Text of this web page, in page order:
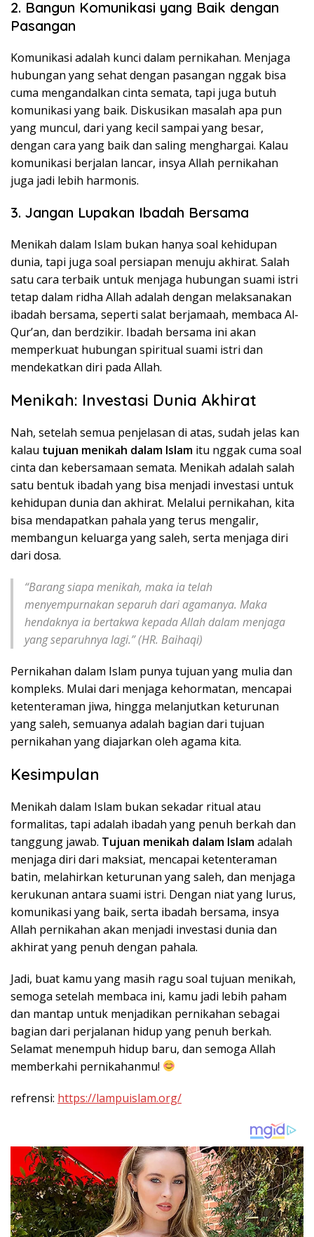
2. Bangun Komunikasi yang Baik dengan
Pasangan
Komunikasi adalah kunci dalam pernikahan. Menjaga
hubungan yang sehat dengan pasangan nggak bisa
cuma mengandalkan cinta semata, tapi juga butuh
komunikasi yang baik. Diskusikan masalah apa pun
yang muncul, dari yang kecil sampai yang besar,
dengan cara yang baik dan saling menghargai. Kalau
komunikasi berjalan lancar, insya Allah pernikahan
juga jadi lebih harmonis.
3. Jangan Lupakan Ibadah Bersama
Menikah dalam Islam bukan hanya soal kehidupan
dunia, tapi juga soal persiapan menuju akhirat. Salah
satu cara terbaik untuk menjaga hubungan suami istri
tetap dalam ridha Allah adalah dengan melaksanakan
ibadah bersama, seperti salat berjamaah, membaca Al-
Qur’an, dan berdzikir. Ibadah bersama ini akan
memperkuat hubungan spiritual suami istri dan
mendekatkan diri pada Allah.
Menikah: Investasi Dunia Akhirat
Nah, setelah semua penjelasan di atas, sudah jelas kan
kalau tujuan menikah dalam Islam itu nggak cuma soal
cinta dan kebersamaan semata. Menikah adalah salah
satu bentuk ibadah yang bisa menjadi investasi untuk
kehidupan dunia dan akhirat. Melalui pernikahan, kita
bisa mendapatkan pahala yang terus mengalir,
membangun keluarga yang saleh, serta menjaga diri
dari dosa.
“Barang siapa menikah, maka ia telah
menyempurnakan separuh dari agamanya. Maka
hendaknya ia bertakwa kepada Allah dalam menjaga
yang separuhnya lagi.”(HR. Baihaqi)
Pernikahan dalam Islam punya tujuan yang mulia dan
kompleks. Mulai dari menjaga kehormatan, mencapai
ketenteraman jiwa, hingga melanjutkan keturunan
yang saleh, semuanya adalah bagian dari tujuan
pernikahan yang diajarkan oleh agama kita.
Kesimpulan
Menikah dalam Islam bukan sekadar ritual atau
formalitas, tapi adalah ibadah yang penuh berkah dan
tanggung jawab. Tujuan menikah dalam Islamadalah
menjaga diri dari maksiat, mencapai ketenteraman
batin, melahirkan keturunan yang saleh, dan menjaga
kerukunan antara suami istri. Dengan niat yang lurus,
komunikasi yang baik, serta ibadah bersama, insya
Allah pernikahan akan menjadi investasi dunia dan
akhirat yang penuh dengan pahala.
Jadi, buat kamu yang masih ragu soal tujuan menikah,
semoga setelah membaca ini, kamu jadi lebih paham
dan mantap untuk menjadikan pernikahan sebagai
bagian dari perjalanan hidup yang penuh berkah.
Selamat menempuh hidup baru, dan semoga Allah
memberkahi pernikahanmu!
refrensi: https://lampuislam.org/